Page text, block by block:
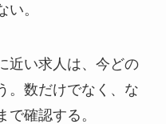
。
近い求人は、今どの
。数だけでなく、な
確認する。